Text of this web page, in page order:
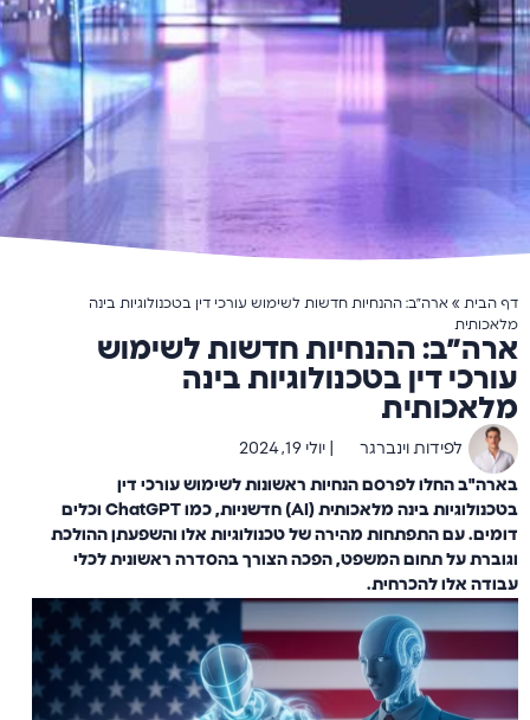
דף הבית » ארה״ב: ההנחיות חדשות לשימוש עורכי דין בטכנולוגיות בינה
מלאכותית
ארה״ב: ההנחיות חדשות לשימוש
עורכי דין בטכנולוגיות בינה
מלאכותית
לפידות וינברגר יולי 19, 2024
בארה"ב החלו לפרסם הנחיות ראשונות לשימוש עורכי דין
בטכנולוגיות בינה מלאכותית (AI) חדשניות, כמו ChatGPT וכלים
דומים. עם התפתחות מהירה של טכנולוגיות אלו והשפעתן ההולכת
וגוברת על תחום המשפט, הפכה הצורך בהסדרה ראשונית לכלי
עבודה אלו להכרחית.